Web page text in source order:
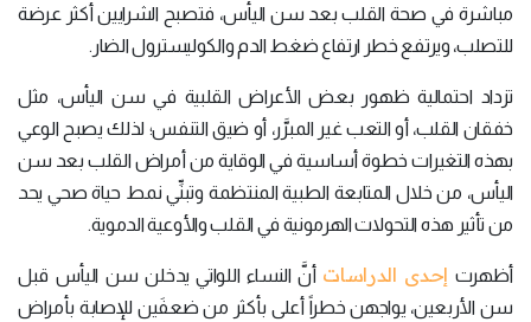
مباشرة في صحة القلب بعد سن اليأس، فتصبح الشرايين أكثر عرضة
للتصلب، ويرتفع خطر ارتفاع ضغط الدم والكوليسترول الضار.
تزداد احتمالية ظهور بعض الأعراض القلبية في سن اليأس، مثل
خفقان القلب، أو التعب غير المبرَّر، أو ضيق التنفس؛ لذلك يصبح الوعي
بهذه التغيرات خطوة أساسية في الوقاية من أمراض القلب بعد سن
اليأس، من خلال المتابعة الطبية المنتظمة وتبنِّي نمط حياة صحي يحد
من تأثير هذه التحولات الهرمونية في القلب والأوعية الدموية.
أظهرت إحدى الدراسات أنَّ النساء اللواتي يدخلن سن اليأس قبل
سن الأربعين، يواجهن خطراً أعلى بأكثر من ضعفَين للإصابة بأمراض